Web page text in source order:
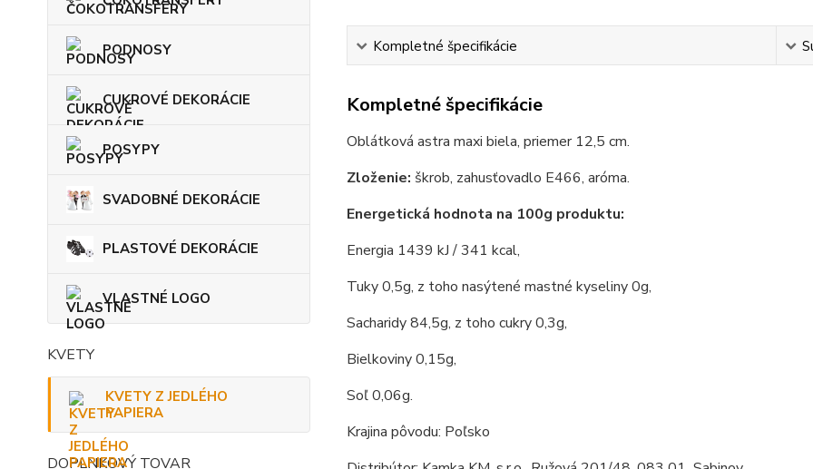
PODNOSY
CUKROVÉ DEKORÁCIE
POSYPY
SVADOBNÉ DEKORÁCIE
PLASTOVÉ DEKORÁCIE
VLASTNÉ LOGO
KVETY
KVETY Z JEDLÉHO
PAPIERA
DOPLNKOVÝ TOVAR
Kompletné špecifikácie
Kompletné špecifikácie
Oblátková astra maxi biela, priemer 12,5 cm.
Zloženie: škrob, zahusťovadlo E466, aróma.
Energetická hodnota na 100g produktu:
Energia 1439 kJ / 341 kcal,
Tuky 0,5g, z toho nasýtené mastné kyseliny 0g,
Sacharidy 84,5g, z toho cukry 0,3g,
Bielkoviny 0,15g,
Soľ 0,06g.
Krajina pôvodu: Poľsko